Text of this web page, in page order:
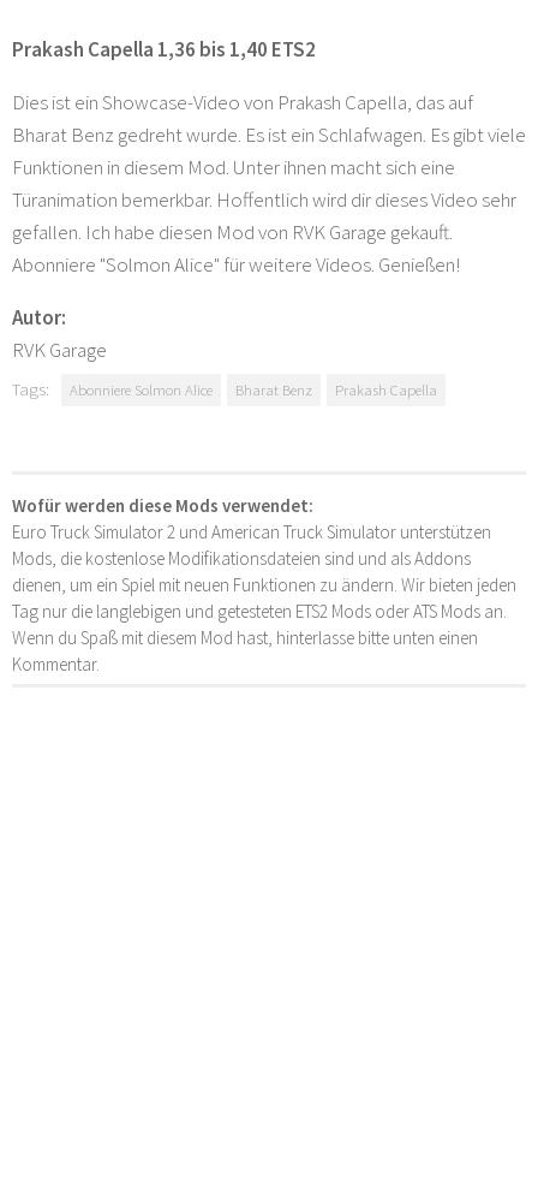
Prakash Capella 1,36 bis 1,40 ETS2
Dies ist ein Showcase-Video von Prakash Capella, das auf
Bharat Benz gedreht wurde. Es ist ein Schlafwagen. Es gibt viele
Funktionen in diesem Mod. Unter ihnen macht sich eine
Türanimation bemerkbar. Hoffentlich wird dir dieses Video sehr
gefallen. Ich habe diesen Mod von RVK Garage gekauft.
Abonniere "Solmon Alice" für weitere Videos. Genießen!
Autor:
RVK Garage
Tags: Abonniere Solmon Alice Bharat Benz Prakash Capella
Wofür werden diese Mods verwendet:
Euro Truck Simulator 2 und American Truck Simulator unterstützen
Mods, die kostenlose Modifikationsdateien sind und als Addons
dienen, um ein Spiel mit neuen Funktionen zu ändern. Wir bieten jeden
Tag nur die langlebigen und getesteten ETS2 Mods oder ATS Mods an.
Wenn du Spaß mit diesem Mod hast, hinterlasse bitte unten einen
Kommentar.